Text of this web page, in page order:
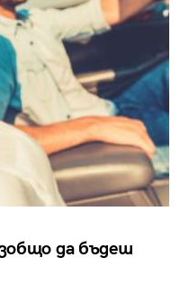
да бъдеш